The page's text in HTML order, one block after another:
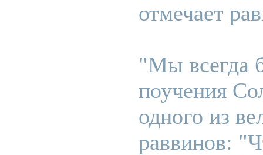
отмечает
"Мы всегда
поучения
одного из
раввинов: